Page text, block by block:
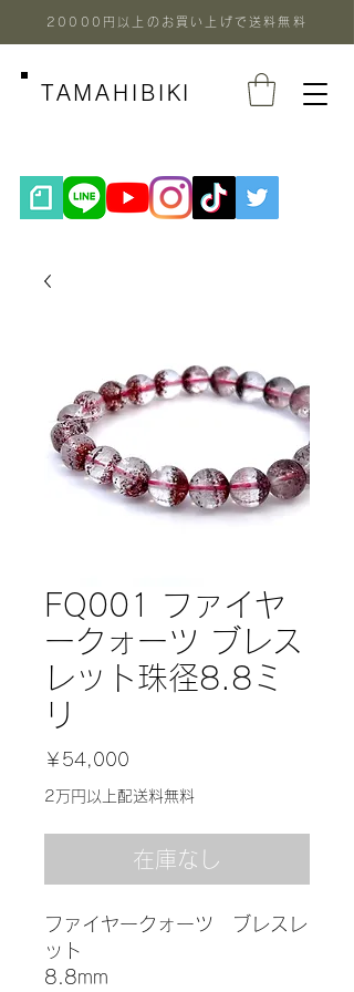
20000円以上のお買い上げで送料無料
TAMAHIBIKI
FQ001 ファイヤ
ークォーツ ブレス
レット珠径8.8ミ
リ
￥54,000
格
2万円以上配送料無料
在庫なし
ファイヤークォーツ ブレスレ
ット
8.8mm